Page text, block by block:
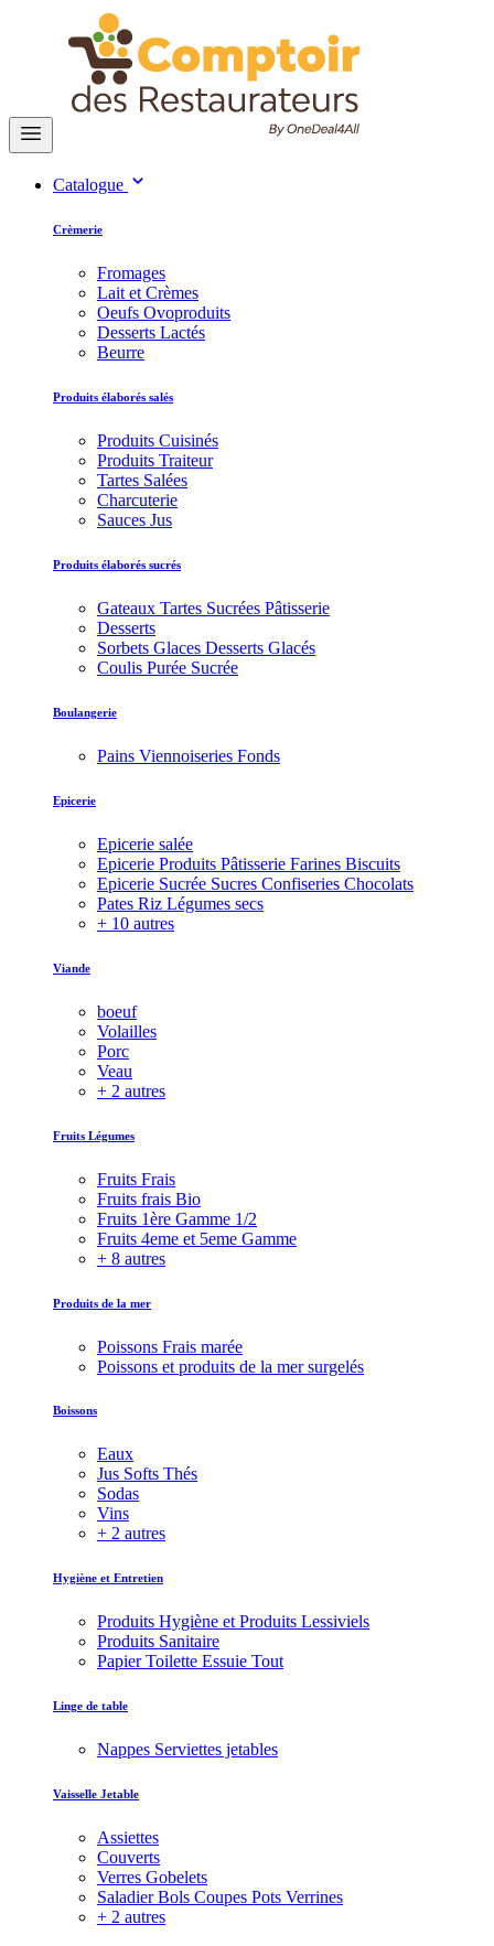
Catalogue
Crèmerie
Fromages
Lait et Crèmes
Oeufs Ovoproduits
Desserts Lactés
Beurre
Produits élaborés salés
Produits Cuisinés
Produits Traiteur
Tartes Salées
Charcuterie
Sauces Jus
Produits élaborés sucrés
Gateaux Tartes Sucrées Pâtisserie
Desserts
Sorbets Glaces Desserts Glacés
Coulis Purée Sucrée
Boulangerie
Pains Viennoiseries Fonds
Epicerie
Epicerie salée
Epicerie Produits Pâtisserie Farines Biscuits
Epicerie Sucrée Sucres Confiseries Chocolats
Pates Riz Légumes secs
+ 10 autres
Viande
boeuf
Volailles
Porc
Veau
+ 2 autres
Fruits Légumes
Fruits Frais
Fruits frais Bio
Fruits 1ère Gamme 1/2
Fruits 4eme et 5eme Gamme
+ 8 autres
Produits de la mer
Poissons Frais marée
Poissons et produits de la mer surgelés
Boissons
Eaux
Jus Softs Thés
Sodas
Vins
+ 2 autres
Hygiène et Entretien
Produits Hygiène et Produits Lessiviels
Produits Sanitaire
Papier Toilette Essuie Tout
Linge de table
Nappes Serviettes jetables
Vaisselle Jetable
Assiettes
Couverts
Verres Gobelets
Saladier Bols Coupes Pots Verrines
+ 2 autres